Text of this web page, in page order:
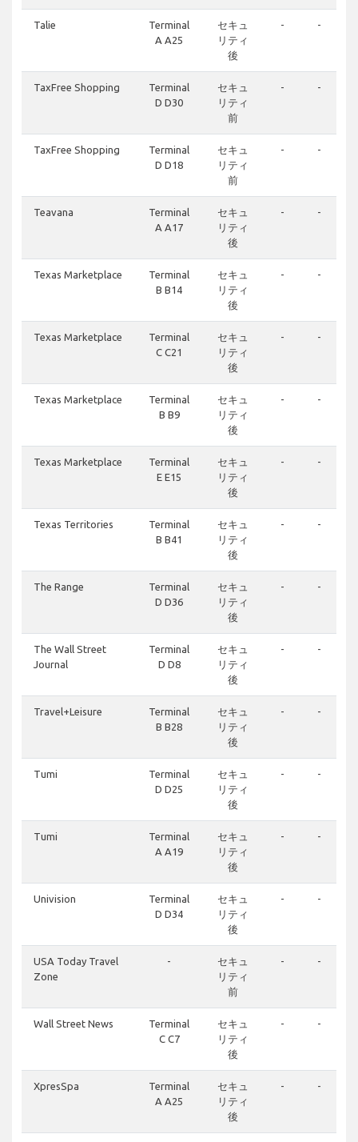
Talie
Terminal
A A25
セキュ
リティ
後
- -
TaxFree Shopping
Terminal
D D30
セキュ
リティ
前
- -
TaxFree Shopping
Terminal
D D18
セキュ
リティ
前
- -
Teavana
Terminal
A A17
セキュ
リティ
後
- -
Texas Marketplace
Terminal
B B14
セキュ
リティ
後
- -
Texas Marketplace
Terminal
C C21
セキュ
リティ
後
- -
Texas Marketplace
Terminal
B B9
セキュ
リティ
後
- -
Texas Marketplace
Terminal
E E15
セキュ
リティ
後
- -
Texas Territories
Terminal
B B41
セキュ
リティ
後
- -
The Range
Terminal
D D36
セキュ
リティ
後
- -
The Wall Street
Journal
Terminal
D D8
セキュ
リティ
後
- -
Travel+Leisure
Terminal
B B28
セキュ
リティ
後
- -
Tumi
Terminal
D D25
セキュ
リティ
後
- -
Tumi
Terminal
A A19
セキュ
リティ
後
- -
Univision
Terminal
D D34
セキュ
リティ
後
- -
USA Today Travel
Zone
-
セキュ
リティ
前
- -
Wall Street News
Terminal
C C7
セキュ
リティ
後
- -
XpresSpa
Terminal
A A25
セキュ
リティ
後
- -